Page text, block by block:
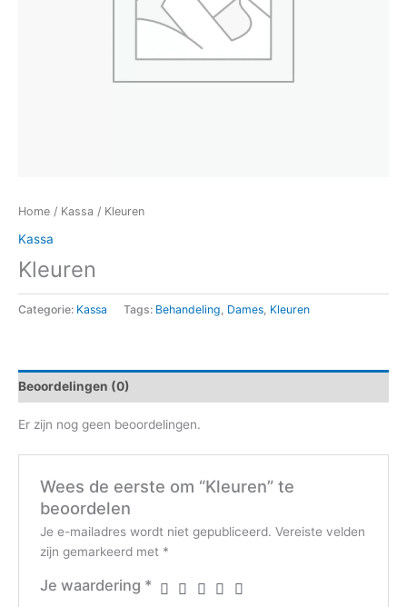
Home / Kassa / Kleuren
Kassa
Kleuren
Categorie: Kassa Tags: Behandeling, Dames, Kleuren
Beoordelingen (0)
Er zijn nog geen beoordelingen.
Wees de eerste om “Kleuren” te
beoordelen
Je e-mailadres wordt niet gepubliceerd. Vereiste velden
zijn gemarkeerd met *
Je waardering *